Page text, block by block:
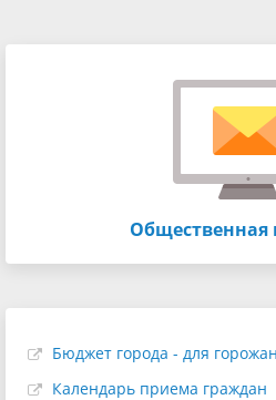
Общественная
Бюджет города - для горожан
Календарь приема граждан